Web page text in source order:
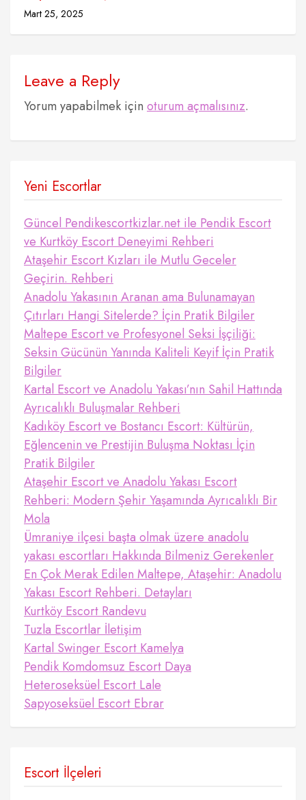
Mart 25, 2025
Leave a Reply
Yorum yapabilmek için oturum açmalısınız.
Yeni Escortlar
Güncel Pendikescortkizlar.net ile Pendik Escort
ve Kurtköy Escort Deneyimi Rehberi
Ataşehir Escort Kızları ile Mutlu Geceler
Geçirin. Rehberi
Anadolu Yakasının Aranan ama Bulunamayan
Çıtırları Hangi Sitelerde? İçin Pratik Bilgiler
Maltepe Escort ve Profesyonel Seksi İşçiliği:
Seksin Gücünün Yanında Kaliteli Keyif İçin Pratik
Bilgiler
Kartal Escort ve Anadolu Yakası’nın Sahil Hattında
Ayrıcalıklı Buluşmalar Rehberi
Kadıköy Escort ve Bostancı Escort: Kültürün,
Eğlencenin ve Prestijin Buluşma Noktası İçin
Pratik Bilgiler
Ataşehir Escort ve Anadolu Yakası Escort
Rehberi: Modern Şehir Yaşamında Ayrıcalıklı Bir
Mola
Ümraniye ilçesi başta olmak üzere anadolu
yakası escortları Hakkında Bilmeniz Gerekenler
En Çok Merak Edilen Maltepe, Ataşehir: Anadolu
Yakası Escort Rehberi. Detayları
Kurtköy Escort Randevu
Tuzla Escortlar İletişim
Kartal Swinger Escort Kamelya
Pendik Komdomsuz Escort Daya
Heteroseksüel Escort Lale
Sapyoseksüel Escort Ebrar
Escort İlçeleri